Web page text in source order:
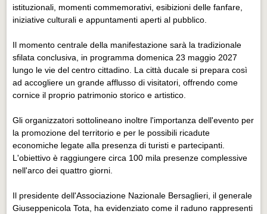
Eventi Pavia
istituzionali, momenti commemorativi, esibizioni delle fanfare,
iniziative culturali e appuntamenti aperti al pubblico.
Il momento centrale della manifestazione sarà la tradizionale
sfilata conclusiva, in programma domenica 23 maggio 2027
lungo le vie del centro cittadino. La città ducale si prepara così
ad accogliere un grande afflusso di visitatori, offrendo come
cornice il proprio patrimonio storico e artistico.
Gli organizzatori sottolineano inoltre l'importanza dell'evento per
la promozione del territorio e per le possibili ricadute
economiche legate alla presenza di turisti e partecipanti.
L'obiettivo è raggiungere circa 100 mila presenze complessive
nell'arco dei quattro giorni.
Il presidente dell'Associazione Nazionale Bersaglieri, il generale
Giuseppenicola Tota, ha evidenziato come il raduno rappresenti